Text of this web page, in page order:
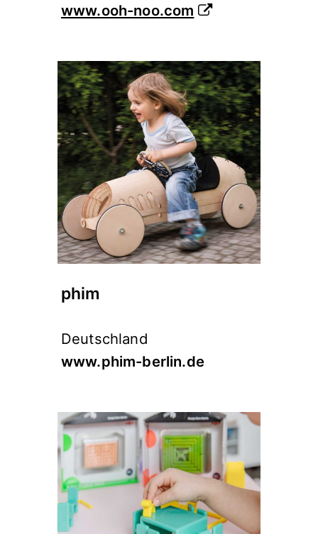
www.ooh-noo.com
phim
Deutschland
www.phim-berlin.de